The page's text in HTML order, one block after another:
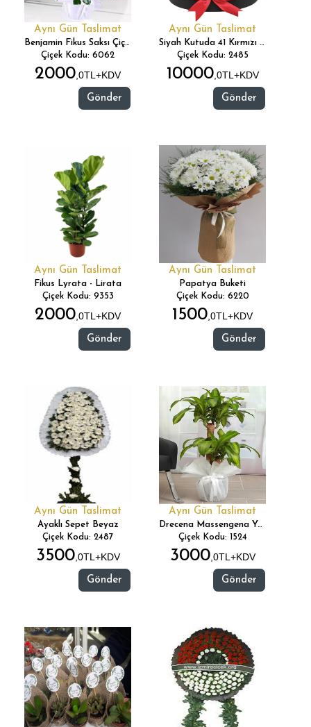
Aynı Gün Taslimat
Benjamin Fikus Saksı Çiçeği
Çiçek Kodu: 6062
2000,0TL+KDV
Gönder
Aynı Gün Taslimat
Siyah Kutuda 41 Kırmızı Gül
Çiçek Kodu: 2485
10000,0TL+KDV
Gönder
Aynı Gün Taslimat
Fikus Lyrata - Lirata
Çiçek Kodu: 9353
2000,0TL+KDV
Gönder
Aynı Gün Taslimat
Papatya Buketi
Çiçek Kodu: 6220
1500,0TL+KDV
Gönder
Aynı Gün Taslimat
Ayaklı Sepet Beyaz
Çiçek Kodu: 2487
3500,0TL+KDV
Gönder
Aynı Gün Taslimat
Drecena Massengena Yukka 2 Li
Çiçek Kodu: 1524
3000,0TL+KDV
Gönder